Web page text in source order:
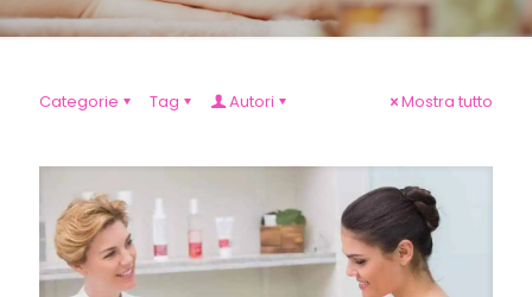
Categorie Tag Autori Mostra tutto